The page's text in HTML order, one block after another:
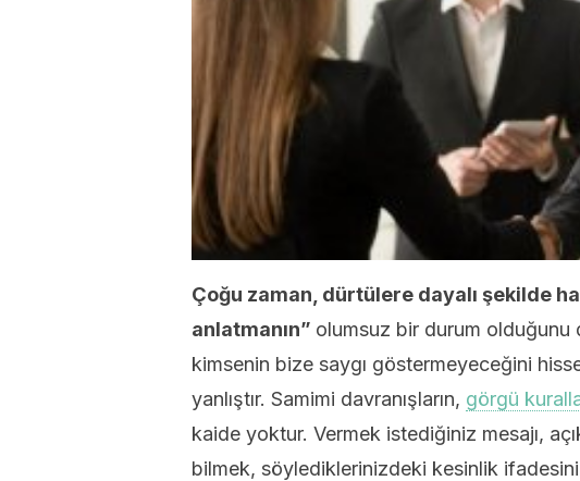
Çoğu zaman, dürtülere dayalı şekilde
anlatmanın” olumsuz bir durum olduğunu
kimsenin bize saygı göstermeyeceğini
yanlıştır. Samimi davranışların, görgü
kaide yoktur. Vermek istediğiniz mesajı,
bilmek, söylediklerinizdeki kesinlik